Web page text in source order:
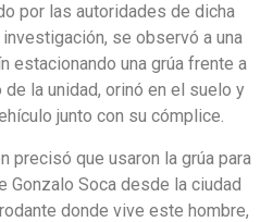
por las autoridades de dicha
se observó a una
estacionando una grúa frente a
la unidad, orinó en el suelo y
junto con su cómplice.
precisó que usaron la grúa para
Gonzalo Soca desde la ciudad
donde vive este hombre,